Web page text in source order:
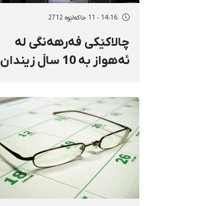
14:16 - 11 خاکەلێوه 2712
چالاكێكی فەرهەنگی لە
ئەهواز بە 10 ساڵ زیندان